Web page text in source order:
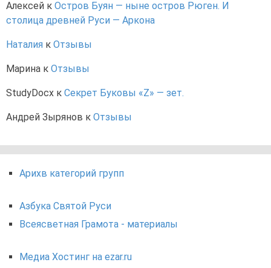
Алексей к Остров Буян — ныне остров Рюген. И
столица древней Руси — Аркона
Наталия к Отзывы
Марина к Отзывы
StudyDocx к Секрет Буковы «Z» — зет.
Андрей Зырянов к Отзывы
Арихв категорий групп
Азбука Святой Руси
Всеясветная Грамота - материалы
Медиа Хостинг на ezar.ru